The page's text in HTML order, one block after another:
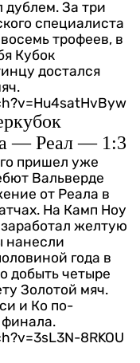
За три
специалиста
трофеев, в
Кубок
достался
— Реал — 1:3
пришел уже
Вальверде
от Реала в
На Камп Ноу
желтую
нанесли
года в
добыть четыре
Золотой мяч.
и Ко по-
8RKOU